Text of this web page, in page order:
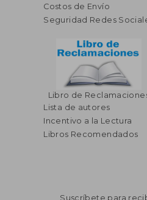
45%
$ 57.31
Costos de Envío
Seguridad Redes
Libro de
Lista de autores
Incentivo a la Lectura
Libros Recomendados
Suscríbete para